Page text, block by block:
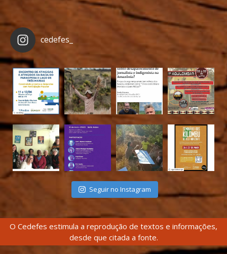
cedefes_
Seguir no Instagram
O Cedefes estimula a reprodução de textos e informações,
desde que citada a fonte.